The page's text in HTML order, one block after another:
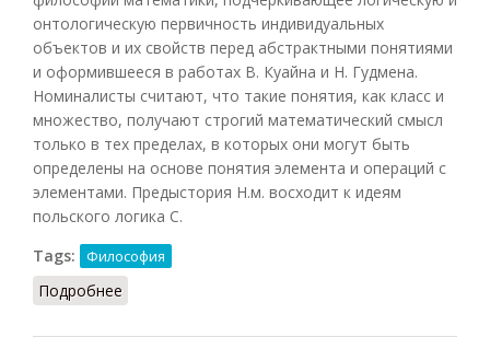
онтологическую первичность индивидуальных
объектов и их свойств перед абстрактными понятиями
и оформившееся в работах В. Куайна и Н. Гудмена.
Номиналисты считают, что такие понятия, как класс и
множество, получают строгий математический смысл
только в тех пределах, в которых они могут быть
определены на основе понятия элемента и операций с
элементами. Предыстория Н.м. восходит к идеям
польского логика С.
Tags:
Философия
Подробнее